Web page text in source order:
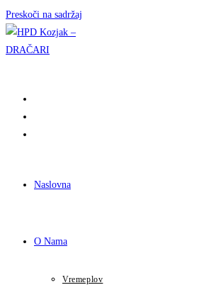
Preskoči na sadržaj
Naslovna
O Nama
Vremeplov